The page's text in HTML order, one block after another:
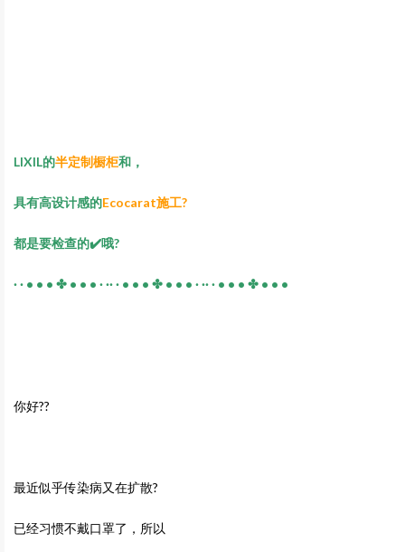
LIXIL的半定制橱柜和，
具有高设计感的Ecocarat施工?
都是要检查的✔️哦?
· · • • • ✤ • • • · ·· · • • • ✤ • • • · ·· · • • • ✤ • • •
你好??
最近似乎传染病又在扩散?
已经习惯不戴口罩了，所以